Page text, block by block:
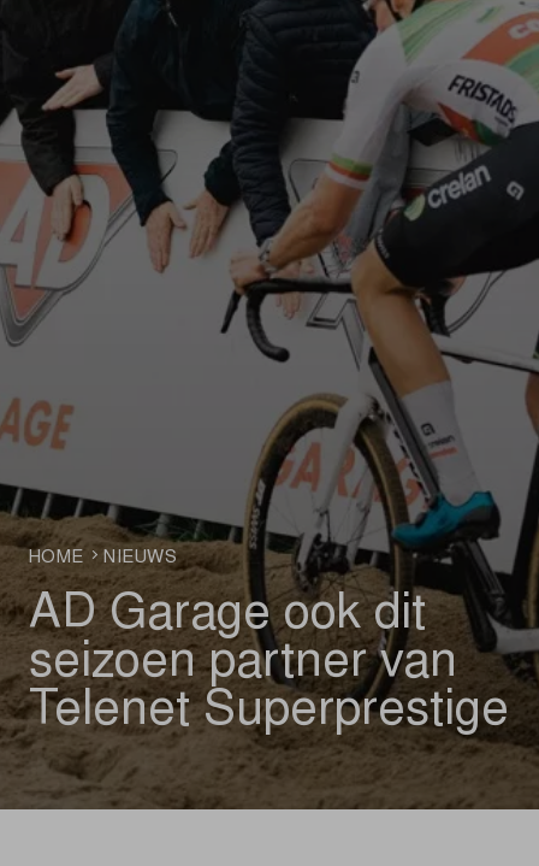
HOME NIEUWS
AD Garage ook dit
seizoen partner van
Telenet Superprestige